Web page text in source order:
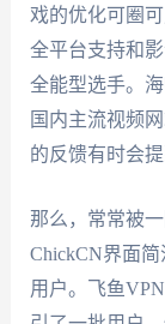
戏的优化可圈
全平台支持和
全能型选手。
国内主流视频
的反馈有时会
那么，常常被
ChickCN界面
用户。飞鱼